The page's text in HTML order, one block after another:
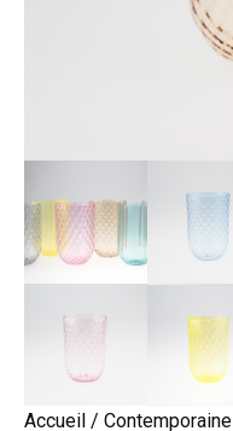
Accueil / Contemporaine